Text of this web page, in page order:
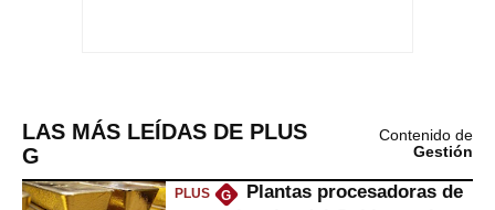
LAS MÁS LEÍDAS DE PLUS
G
Contenido de
Gestión
PLUS G
Plantas procesadoras de